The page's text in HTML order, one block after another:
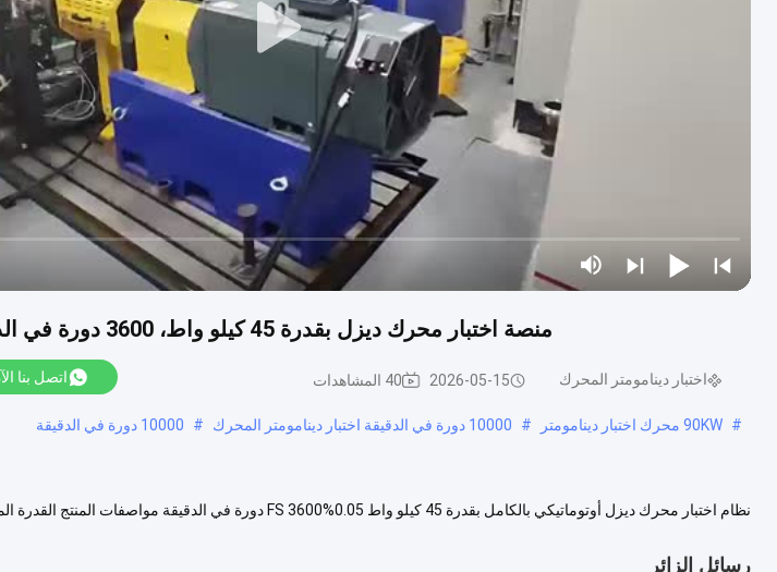
منصة اختبار محرك ديزل بقدرة 45 كيلو واط، 3600 دورة في الدقيقة، دقة 0.05%FS
اختبار دينامومتر المحرك 2026-05-15 40 المشاهدات اتصل بنا
# 90KW محرك اختبار دينامومتر # 10000 دورة في الدقيقة اختبار دينامومتر المحرك # 10000 دورة في الدقيقة
رسائل الزائر